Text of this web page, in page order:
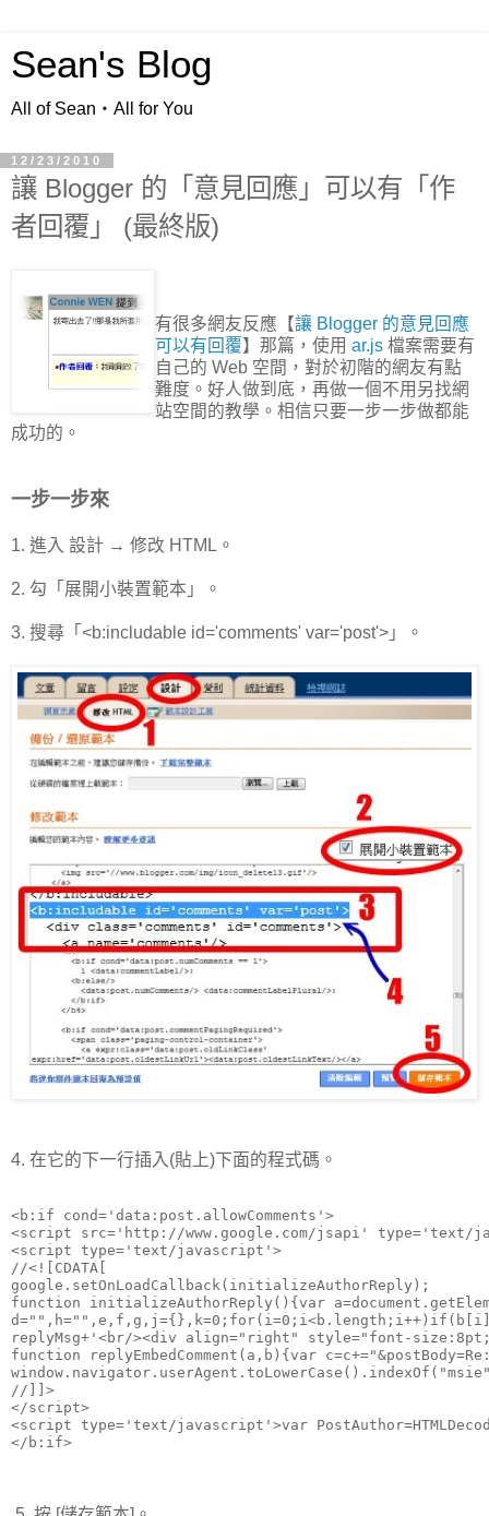
Sean's Blog
All of Sean‧All for You
12/23/2010
讓 Blogger 的「意見回應」可以有「作
者回覆」 (最終版)
有很多網友反應【讓 Blogger 的意見回應
可以有回覆】那篇，使用 ar.js 檔案需要有
自己的 Web 空間，對於初階的網友有點
難度。好人做到底，再做一個不用另找網
站空間的教學。相信只要一步一步做都能
成功的。
一步一步來
1. 進入 設計 → 修改 HTML。
2. 勾「展開小裝置範本」。
3. 搜尋「<b:includable id='comments' var='post'>」。
4. 在它的下一行插入(貼上)下面的程式碼。
<b:if cond='data:post.allowComments'>
<script src='http://www.google.com/jsapi' type='text/
<script type='text/javascript'>
//<![CDATA[
google.setOnLoadCallback(initializeAuthorReply);
function initializeAuthorReply(){var
replyMsg+'<br/><div align="right" style="font-size:8pt;
function replyEmbedComment(a,b){var
//]]>
</script>
<script type='text/javascript'>var
</b:if>